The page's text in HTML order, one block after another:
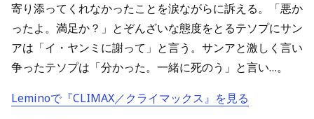
寄り添ってくれなかったことを涙ながらに訴える。「悪か
ったよ。満足か？」とぞんざいな態度をとるテソプにサン
アは「イ・ヤンミに謝って」と言う。サンアと激しく言い
争ったテソプは「分かった。一緒に死のう」と言い…。
Leminoで『CLIMAX／クライマックス』を見る